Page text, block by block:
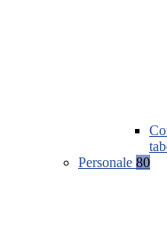
Personale 80